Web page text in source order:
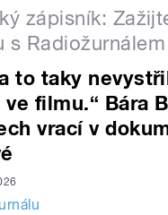
zápisník:
s Radiožurnálem
to taky
filmu.“ Bára
vrací v